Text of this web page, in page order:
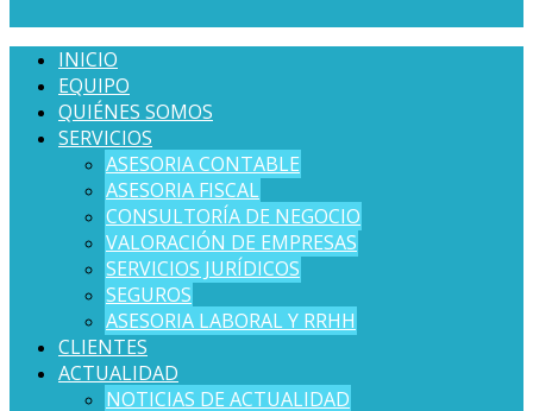
INICIO
EQUIPO
QUIÉNES SOMOS
SERVICIOS
ASESORIA CONTABLE
ASESORIA FISCAL
CONSULTORÍA DE NEGOCIO
VALORACIÓN DE EMPRESAS
SERVICIOS JURÍDICOS
SEGUROS
ASESORIA LABORAL Y RRHH
CLIENTES
ACTUALIDAD
NOTICIAS DE ACTUALIDAD